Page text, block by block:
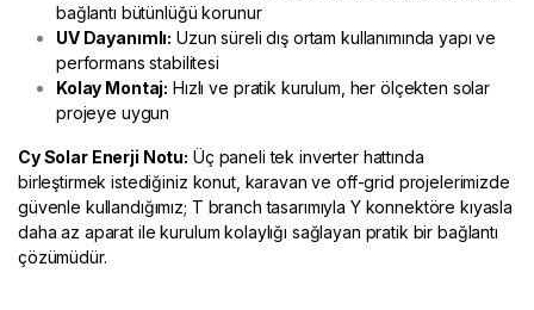
bağlantı bütünlüğü korunur
UV Dayanımlı: Uzun süreli dış ortam kullanımında yapı ve
performans stabilitesi
Kolay Montaj: Hızlı ve pratik kurulum, her ölçekten solar
projeye uygun
Cy Solar Enerji Notu: Üç paneli tek inverter hattında
birleştirmek istediğiniz konut, karavan ve off-grid projelerimizde
güvenle kullandığımız; T branch tasarımıyla Y konnektöre kıyasla
daha az aparat ile kurulum kolaylığı sağlayan pratik bir bağlantı
çözümüdür.